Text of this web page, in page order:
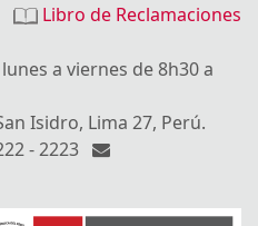
Libro de Reclamaciones
a viernes de 8h30 a
Isidro, Lima 27, Perú.
- 2223